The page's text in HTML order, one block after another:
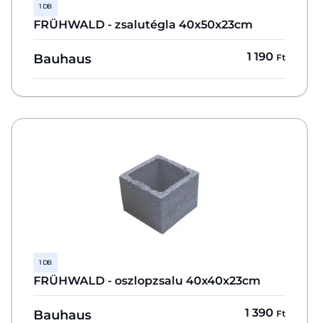
1 DB
FRÜHWALD - zsalutégla 40x50x23cm
Bauhaus 1 190 Ft
1 DB
FRÜHWALD - oszlopzsalu 40x40x23cm
Bauhaus 1 390 Ft